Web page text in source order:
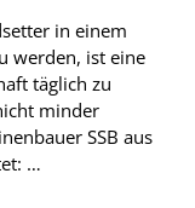
in einem
werden, ist eine
täglich zu
minder
SSB aus
…